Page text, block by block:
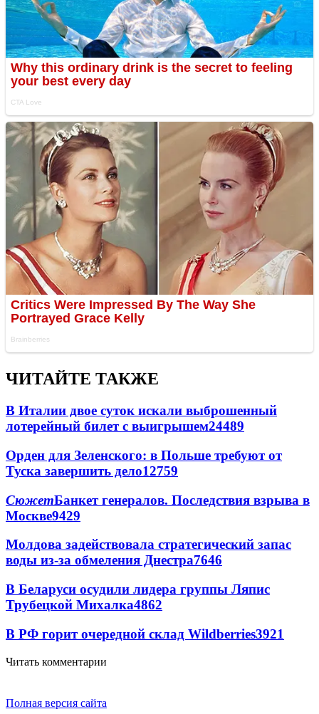
ЧИТАЙТЕ ТАКЖЕ
В Италии двое суток искали выброшенный
лотерейный билет с выигрышем24489
Орден для Зеленского: в Польше требуют от
Туска завершить дело12759
СюжетБанкет генералов. Последствия взрыва в
Москве9429
Молдова задействовала стратегический запас
воды из-за обмеления Днестра7646
В Беларуси осудили лидера группы Ляпис
Трубецкой Михалка4862
В РФ горит очередной склад Wildberries3921
Читать комментарии
Полная версия сайта